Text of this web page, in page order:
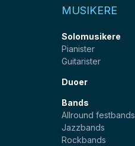
MUSIKERE
Solomusikere
Pianister
Guitarister
Duoer
Bands
Allround festbands
Jazzbands
Rockbands